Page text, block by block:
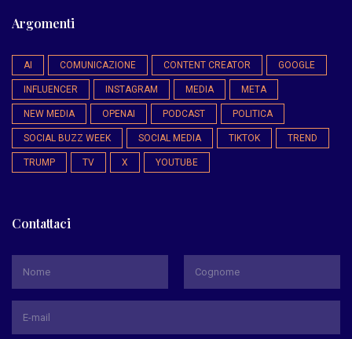
Argomenti
AI COMUNICAZIONE CONTENT CREATOR GOOGLE
INFLUENCER INSTAGRAM MEDIA META
NEW MEDIA OPENAI PODCAST POLITICA
SOCIAL BUZZ WEEK SOCIAL MEDIA TIKTOK TREND
TRUMP TV X YOUTUBE
Contattaci